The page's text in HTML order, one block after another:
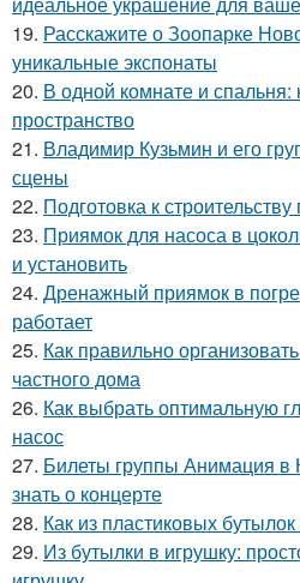
19. Расскажите о Зоопарке
уникальные экспонаты
20. В одной комнате и спальня:
пространство
21. Владимир Кузьмин и его
сцены
22. Подготовка к
23. Приямок для насоса в
и установить
24. Дренажный приямок в
работает
25. Как правильно
частного дома
26. Как выбрать оптимальную
насос
27. Билеты группы Анимация в
знать о концерте
28. Как из пластиковых
29. Из бутылки в игрушку: